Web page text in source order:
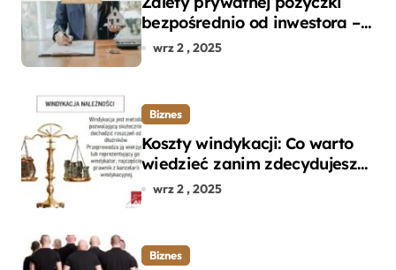
bezpośrednio od inwestora –
dlaczego warto?
wrz 2 , 2025
Biznes
Koszty windykacji: Co warto
wiedzieć zanim zdecydujesz
się na odzyskanie długu?
wrz 2 , 2025
Biznes